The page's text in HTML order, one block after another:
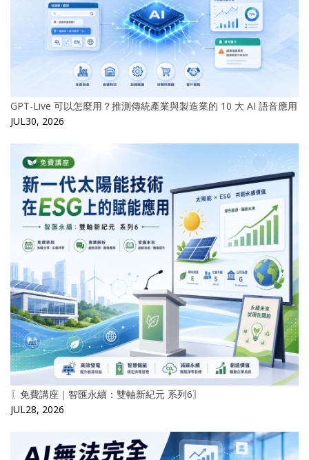
GPT-Live 可以怎麼用？推測傳統產業與製造業的 10 大 AI 語音應用
JUL30, 2026
〖免費講座｜智匯永續：雙軸新紀元 系列6〗
JUL28, 2026